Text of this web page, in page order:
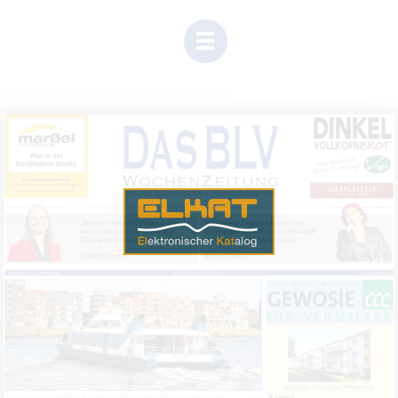
Einen Moment Geduld, Inhalte werden geladen.